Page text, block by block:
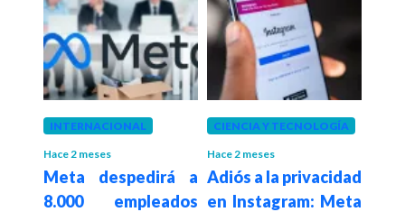
INTERNACIONAL
Hace 2 meses
Meta despedirá a
8.000 empleados
CIENCIA Y TECNOLOGÍA
Hace 2 meses
Adiós a la privacidad
en Instagram: Meta